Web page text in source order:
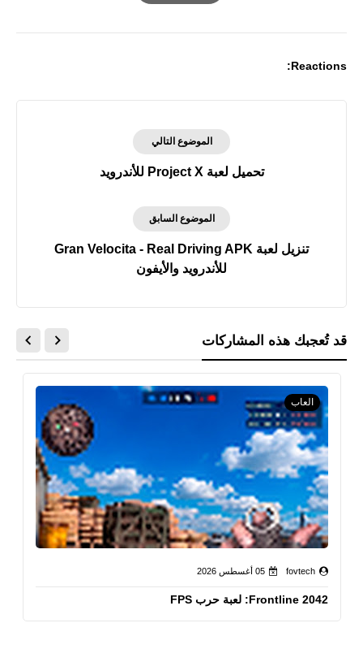
Reactions:
الموضوع التالي
تحميل لعبة Project X للأندرويد
الموضوع السابق
تنزيل لعبة Gran Velocita - Real Driving APK
للأندرويد والأيفون
قد تُعجبك هذه المشاركات
العاب
fovtech 05 أغسطس 2026
Frontline 2042: لعبة حرب FPS